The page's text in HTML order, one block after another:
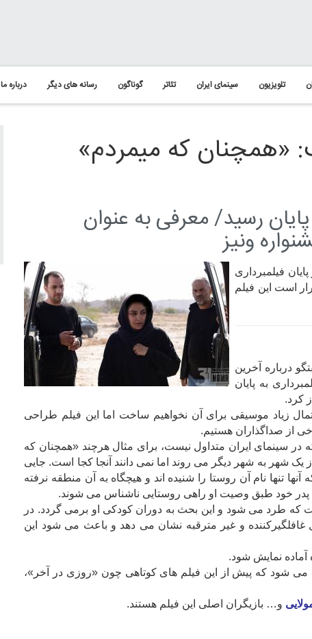
تلویزیون سینمای ایران تئاتر گوناگون رسانه های دیگر درباره ما
«همچنان که میمردم»
رسید/ معرفی به عنوان
ونیز
فیلمبرداری
است این فیلم
درباره آخرین
به پایان
کرد.
زیاد موسیقی برای آن نخواهیم ساخت اما این فیلم طراحی
از صداگذاران هستیم.
در سینمای ایران متداول نیست، برای مثال هرچند «همچنان که
یک شهر به شهر دیگر می روند اما نمی دانند آنجا کجا است. جایی
تنها نام آن روستا را شنیده اند و هیچگاه به آن منطقه نرفته
پدر خود طبق وصیت او راهی روستایی ناشناس می شوند.
که طرد می شود و این بحث به دوران کودکی او برمی گردد. در
و غیر مترقبه نشان می دهد و باعث می شود این
شود که پیش از این فیلم های کوتاهی چون «روزی در آخر»،
و… بازیگران اصلی این فیلم هستند.